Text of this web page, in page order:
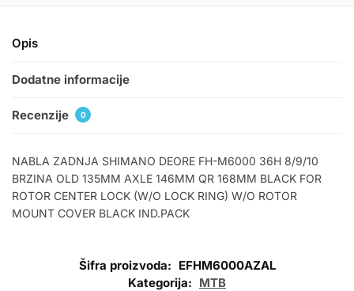
Opis
Dodatne informacije
Recenzije 0
NABLA ZADNJA SHIMANO DEORE FH-M6000 36H 8/9/10
BRZINA OLD 135MM AXLE 146MM QR 168MM BLACK FOR
ROTOR CENTER LOCK (W/O LOCK RING) W/O ROTOR
MOUNT COVER BLACK IND.PACK
Šifra proizvoda: EFHM6000AZAL
Kategorija: MTB